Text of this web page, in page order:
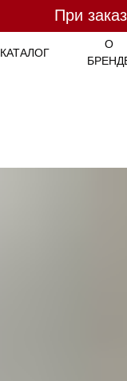
При заказе
Оплата
При
КАТАЛОГ
О